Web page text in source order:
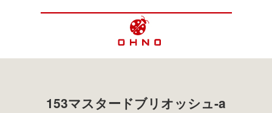
153マスタードブリオッシュ-a